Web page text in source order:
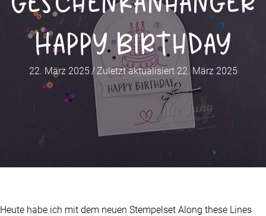
Happy Birthday
22. März 2025 / Zuletzt aktualisiert 22. März 2025
Heute habe ich mit dem neuen Stempelset Along these Lines